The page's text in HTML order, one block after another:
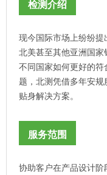
检测介绍
现今国际市场上纷纷提
北美甚至其他亚洲国
不同国家如何更好的
题，北测凭借多年安
贴身解决方案。
服务范围
协助客户在产品设计阶